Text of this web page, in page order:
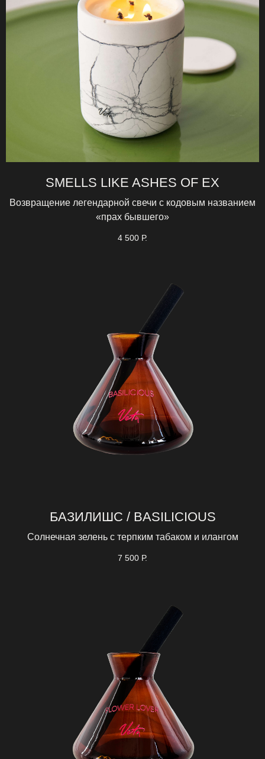
SMELLS LIKE ASHES OF EX
Возвращение легендарной свечи с кодовым названием
«прах бывшего»
4 500 Р.
БАЗИЛИШС / BASILICIOUS
Солнечная зелень с терпким табаком и илангом
7 500 Р.